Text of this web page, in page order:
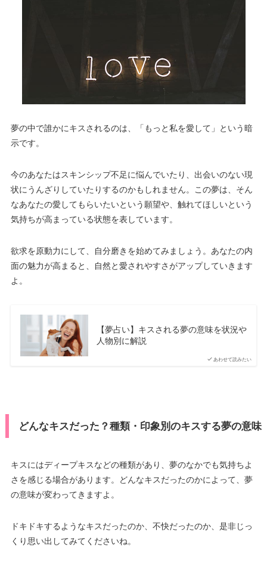
夢の中で誰かにキスされるのは、「もっと私を愛して」という暗
示です。
今のあなたはスキンシップ不足に悩んでいたり、出会いのない現
状にうんざりしていたりするのかもしれません。この夢は、そん
なあなたの愛してもらいたいという願望や、触れてほしいという
気持ちが高まっている状態を表しています。
欲求を原動力にして、自分磨きを始めてみましょう。あなたの内
面の魅力が高まると、自然と愛されやすさがアップしていきます
よ。
あわせて読みたい
【夢占い】キスされる夢の意味を状況や
人物別に解説
どんなキスだった？種類・印象別のキスする夢の意味
キスにはディープキスなどの種類があり、夢のなかでも気持ちよ
さを感じる場合があります。どんなキスだったのかによって、夢
の意味が変わってきますよ。
ドキドキするようなキスだったのか、不快だったのか、是非じっ
くり思い出してみてくださいね。